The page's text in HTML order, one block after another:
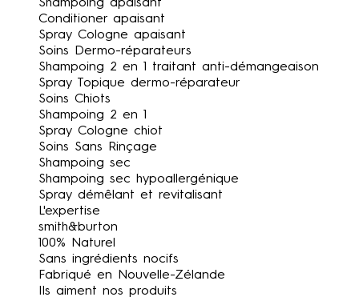
Shampoing apaisant
Conditioner apaisant
Spray Cologne apaisant
Soins Dermo-réparateurs
Shampoing 2 en 1 traitant anti-démangeaison
Spray Topique dermo-réparateur
Soins Chiots
Shampoing 2 en 1
Spray Cologne chiot
Soins Sans Rinçage
Shampoing sec
Shampoing sec hypoallergénique
Spray démêlant et revitalisant
L'expertise
smith&burton
100% Naturel
Sans ingrédients nocifs
Fabriqué en Nouvelle-Zélande
Ils aiment nos produits